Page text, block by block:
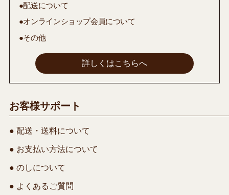
●配送について
●オンラインショップ会員について
●その他
詳しくはこちらへ
お客様サポート
● 配送・送料について
● お支払い方法について
● のしについて
● よくあるご質問